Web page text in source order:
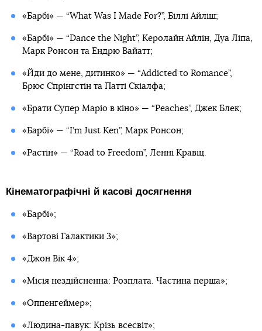
«Барбі» — “What Was I Made For?”, Біллі Айліш;
«Барбі» — “Dance the Night”, Керолайн Айлін, Дуа Ліпа,
Марк Ронсон та Ендрю Вайатт;
«Йди до мене, дитинко» — “Addicted to Romance”,
Брюс Спрінгстін та Патті Скіалфа;
«Брати Супер Маріо в кіно» — “Peaches”, Джек Блек;
«Барбі» — “I’m Just Ken”, Марк Ронсон;
«Растін» — “Road to Freedom”, Ленні Кравіц.
Кінематографічні й касові досягнення
«Барбі»;
«Вартові Галактики 3»;
«Джон Вік 4»;
«Місія нездійсненна: Розплата. Частина перша»;
«Оппенгеймер»;
«Людина-павук: Крізь всесвіт»;